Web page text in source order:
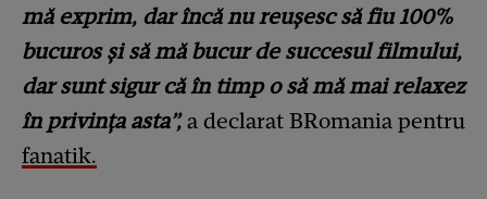
mă exprim, dar încă nu reușesc să fiu 100%
bucuros și să mă bucur de succesul filmului,
dar sunt sigur că în timp o să mă mai relaxez
în privința asta”,a declarat BRomania pentru
fanatik.